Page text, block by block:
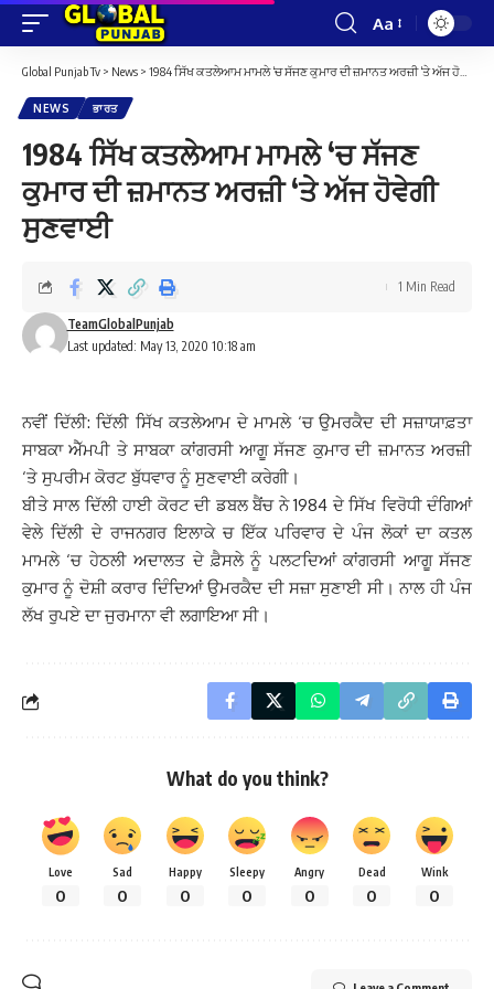
Font
Resizer
Aa
Global Punjab Tv > News > 1984 ਸਿੱਖ ਕਤਲੇਆਮ ਮਾਮਲੇ ‘ਚ ਸੱਜਣ ਕੁਮਾਰ ਦੀ ਜ਼ਮਾਨਤ ਅਰਜ਼ੀ ‘ਤੇ ਅੱਜ ਹੋਵੇਗੀ ਸੁਣਵਾਈ
NEWS ਭਾਰਤ
1984 ਸਿੱਖ ਕਤਲੇਆਮ ਮਾਮਲੇ ‘ਚ ਸੱਜਣ
ਕੁਮਾਰ ਦੀ ਜ਼ਮਾਨਤ ਅਰਜ਼ੀ ‘ਤੇ ਅੱਜ ਹੋਵੇਗੀ
ਸੁਣਵਾਈ
Last updated: May 13, 2020 10:18 am
TeamGlobalPunjab
1 Min Read
ਨਵੀਂ ਦਿੱਲੀ: ਦਿੱਲੀ ਸਿੱਖ ਕਤਲੇਆਮ ਦੇ ਮਾਮਲੇ ‘ਚ ਉਮਰਕੈਦ ਦੀ ਸਜ਼ਾਯਾਫ਼ਤਾ
ਸਾਬਕਾ ਐੱਮਪੀ ਤੇ ਸਾਬਕਾ ਕਾਂਗਰਸੀ ਆਗੂ ਸੱਜਣ ਕੁਮਾਰ ਦੀ ਜ਼ਮਾਨਤ ਅਰਜ਼ੀ
‘ਤੇ ਸੁਪਰੀਮ ਕੋਰਟ ਬੁੱਧਵਾਰ ਨੂੰ ਸੁਣਵਾਈ ਕਰੇਗੀ।
ਬੀਤੇ ਸਾਲ ਦਿੱਲੀ ਹਾਈ ਕੋਰਟ ਦੀ ਡਬਲ ਬੈਂਚ ਨੇ 1984 ਦੇ ਸਿੱਖ ਵਿਰੋਧੀ ਦੰਗਿਆਂ
ਵੇਲੇ ਦਿੱਲੀ ਦੇ ਰਾਜਨਗਰ ਇਲਾਕੇ ਚ ਇੱਕ ਪਰਿਵਾਰ ਦੇ ਪੰਜ ਲੋਕਾਂ ਦਾ ਕਤਲ
ਮਾਮਲੇ ‘ਚ ਹੇਠਲੀ ਅਦਾਲਤ ਦੇ ਫ਼ੈਸਲੇ ਨੂੰ ਪਲਟਦਿਆਂ ਕਾਂਗਰਸੀ ਆਗੂ ਸੱਜਣ
ਕੁਮਾਰ ਨੂੰ ਦੋਸ਼ੀ ਕਰਾਰ ਦਿੰਦਿਆਂ ਉਮਰਕੈਦ ਦੀ ਸਜ਼ਾ ਸੁਣਾਈ ਸੀ। ਨਾਲ ਹੀ ਪੰਜ
ਲੱਖ ਰੁਪਏ ਦਾ ਜੁਰਮਾਨਾ ਵੀ ਲਗਾਇਆ ਸੀ।
What do you think?
Love
0
Sad
0
Happy
0
Sleepy
0
Angry
0
Dead
0
Wink
0